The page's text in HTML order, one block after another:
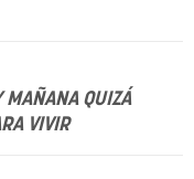
MAÑANA QUIZÁ
VIVIR